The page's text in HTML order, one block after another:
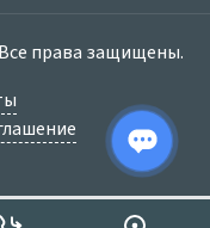
права защищены.